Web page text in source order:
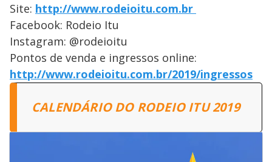
Site: http://www.rodeioitu.com.br
Facebook: Rodeio Itu
Instagram: @rodeioitu
Pontos de venda e ingressos online:
http://www.rodeioitu.com.br/2019/ingressos
CALENDÁRIO DO RODEIO ITU 2019